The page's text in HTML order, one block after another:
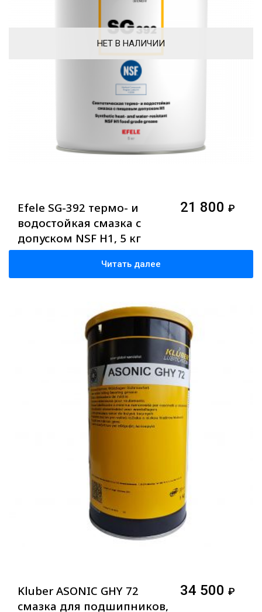
НЕТ В НАЛИЧИИ
Efele SG-392 термо- и
водостойкая смазка с
допуском NSF H1, 5 кг
21 800 ₽
Читать далее
Kluber ASONIC GHY 72
смазка для подшипников,
34 500 ₽